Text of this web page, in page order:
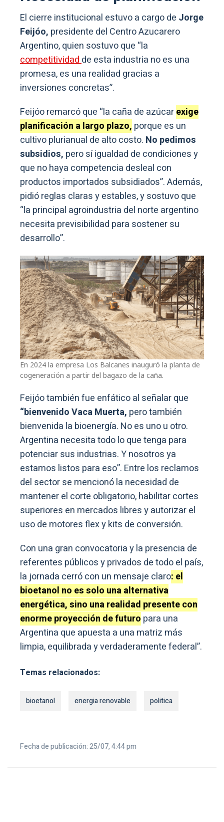
El cierre institucional estuvo a cargo de Jorge
Feijóo, presidente del Centro Azucarero
Argentino, quien sostuvo que “la
competitividadde esta industria no es una
promesa, es una realidad gracias a
inversiones concretas”.
Feijóo remarcó que “la caña de azúcarexige
planificación a largo plazo, porque es un
cultivo plurianual de alto costo. No pedimos
subsidios, pero sí igualdad de condiciones y
que no haya competencia desleal con
productos importados subsidiados”. Además,
pidió reglas claras y estables, y sostuvo que
“la principal agroindustria del norte argentino
necesita previsibilidad para sostener su
desarrollo”.
En 2024 la empresa Los Balcanes inauguró la planta de
cogeneración a partir del bagazo de la caña.
Feijóo también fue enfático al señalar que
“bienvenido Vaca Muerta, pero también
bienvenida la bioenergía. No es uno u otro.
Argentina necesita todo lo que tenga para
potenciar sus industrias. Y nosotros ya
estamos listos para eso”. Entre los reclamos
del sector se mencionó la necesidad de
mantener el corte obligatorio, habilitar cortes
superiores en mercados libres y autorizar el
uso de motores flex y kits de conversión.
Con una gran convocatoria y la presencia de
referentes públicos y privados de todo el país,
la jornada cerró con un mensaje claro: el
bioetanol no es solo una alternativa
energética, sino una realidad presente con
enorme proyección de futuro para una
Argentina que apuesta a una matriz más
limpia, equilibrada y verdaderamente federal”.
Temas relacionados:
bioetanol energia renovable politica
Fecha de publicación: 25/07, 4:44 pm